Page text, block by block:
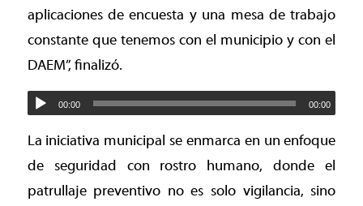
aplicaciones de encuesta y una mesa de trabajo
constante que tenemos con el municipio y con el
DAEM”, finalizó.
00:00 00:00
La iniciativa municipal se enmarca en un enfoque
de seguridad con rostro humano, donde el
patrullaje preventivo no es solo vigilancia, sino